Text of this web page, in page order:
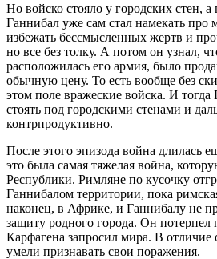
Но войско стояло у городских стен,
Ганнибал уже сам стал намекать про
избежать бессмысленных жертв и
но все без толку. А потом он узнал,
расположилась его армия, было
обычную цену. То есть вообще без
этом поле вражеские войска. И тогда
стоять под городскими стенами и
контрпродуктивно.
После этого эпизода война длилась
это была самая тяжелая война,
Республики. Римляне по кусочку
Ганнибалом территории, пока
наконец, в Африке, и Ганнибалу не
защиту родного города. Он потерпел
Карфагена запросил мира. В отличие
умели признавать свои поражения.